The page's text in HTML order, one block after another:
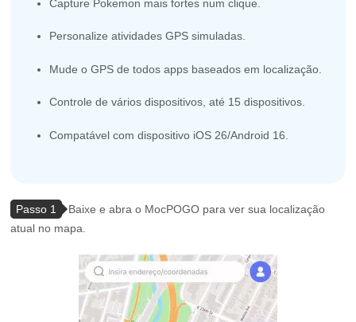
Capture Pokemon mais fortes num clique.
Personalize atividades GPS simuladas.
Mude o GPS de todos apps baseados em localização.
Controle de vários dispositivos, até 15 dispositivos.
Compatável com dispositivo iOS 26/Android 16.
Passo 1
Baixe e abra o MocPOGO para ver sua localização
atual no mapa.